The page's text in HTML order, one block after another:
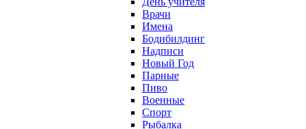
Врачи
Имена
Бодибилдинг
Надписи
Новый Год
Парные
Пиво
Военные
Спорт
Рыбалка